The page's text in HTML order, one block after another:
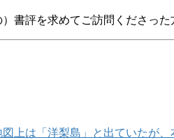
書評を求めてご訪問くださった
上は「洋梨島」と出ていたが